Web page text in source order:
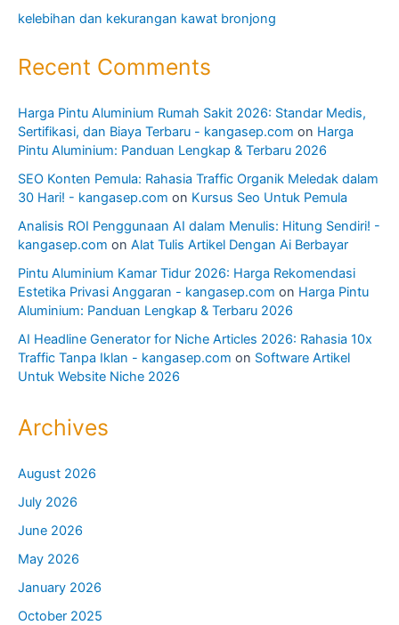
kelebihan dan kekurangan kawat bronjong
Recent Comments
Harga Pintu Aluminium Rumah Sakit 2026: Standar Medis,
Sertifikasi, dan Biaya Terbaru - kangasep.com on Harga
Pintu Aluminium: Panduan Lengkap & Terbaru 2026
SEO Konten Pemula: Rahasia Traffic Organik Meledak dalam
30 Hari! - kangasep.com on Kursus Seo Untuk Pemula
Analisis ROI Penggunaan AI dalam Menulis: Hitung Sendiri! -
kangasep.com on Alat Tulis Artikel Dengan Ai Berbayar
Pintu Aluminium Kamar Tidur 2026: Harga Rekomendasi
Estetika Privasi Anggaran - kangasep.com on Harga Pintu
Aluminium: Panduan Lengkap & Terbaru 2026
AI Headline Generator for Niche Articles 2026: Rahasia 10x
Traffic Tanpa Iklan - kangasep.com on Software Artikel
Untuk Website Niche 2026
Archives
August 2026
July 2026
June 2026
May 2026
January 2026
October 2025